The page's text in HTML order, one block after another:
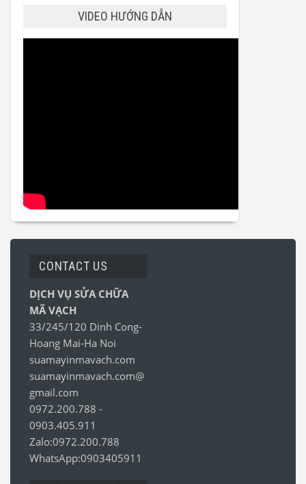
VIDEO HƯỚNG DẪN
CONTACT US
DỊCH VỤ SỬA CHỮA
MÃ VẠCH
33/245/120 Dinh Cong-
Hoang Mai-Ha Noi
suamayinmavach.com
suamayinmavach.com@
gmail.com
0972.200.788 -
0903.405.911
Zalo:0972.200.788
WhatsApp:0903405911